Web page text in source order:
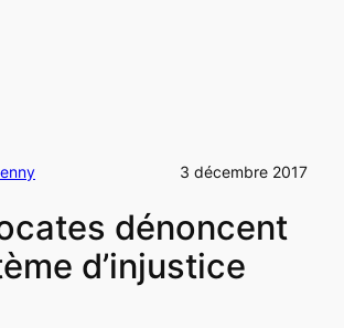
3 décembre 2017
dénoncent
d’injustice